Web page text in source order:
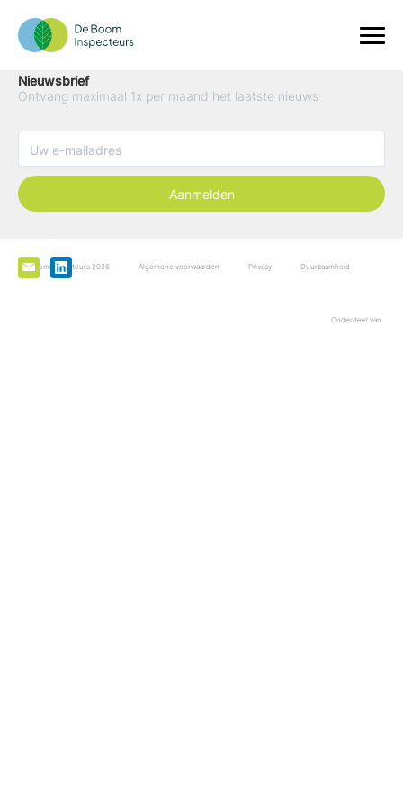
Nieuwsbrief
Ontvang maximaal 1x per maand het laatste nieuws
Aanmelden
De Boominspecteurs 2026 Algemene voorwaarden Privacy Duurzaamheid
Onderdeel van